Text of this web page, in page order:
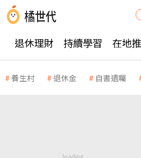
退休理財 持續學習 在地
養生村 退休金 自書遺囑